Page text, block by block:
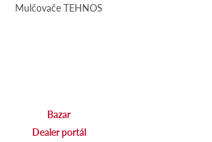
Mulčovače TEHNOS
Bazar
Dealer portál